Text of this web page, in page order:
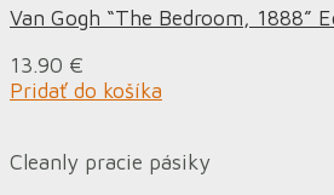
Van Gogh “The Bedroom, 1888”
13.90 €
Pridať do košíka
Cleanly pracie pásiky